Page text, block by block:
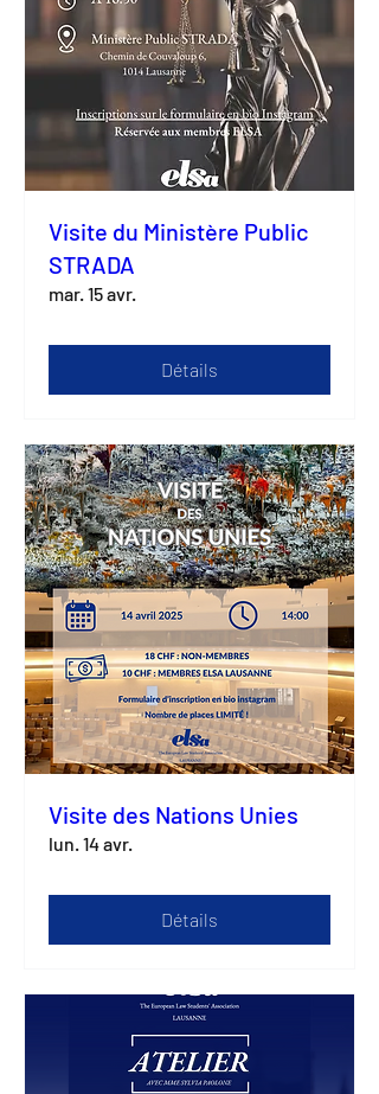
Visite du Ministère Public
STRADA
mar. 15 avr.
Détails
Visite des Nations Unies
lun. 14 avr.
Détails